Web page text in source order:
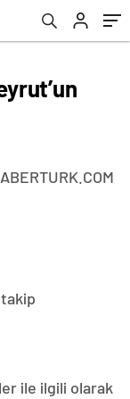
ile ilgili olarak